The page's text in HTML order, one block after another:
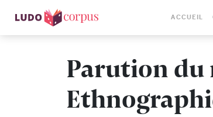
ACCUEIL
Parution du